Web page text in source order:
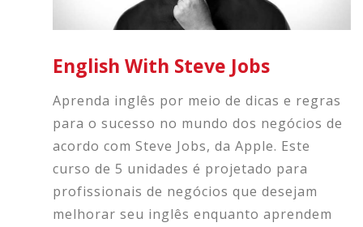
English With Steve Jobs
Aprenda inglês por meio de dicas e regras
para o sucesso no mundo dos negócios de
acordo com Steve Jobs, da Apple. Este
curso de 5 unidades é projetado para
profissionais de negócios que desejam
melhorar seu inglês enquanto aprendem